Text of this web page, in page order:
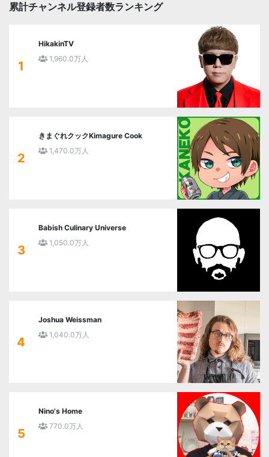
累計チャンネル登録者数ランキング
1
HikakinTV
1,960.0万人
2
きまぐれクックKimagure Cook
1,470.0万人
3
Babish Culinary Universe
1,050.0万人
4
Joshua Weissman
1,040.0万人
5
Nino's Home
770.0万人